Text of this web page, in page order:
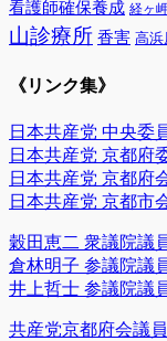
看護師確保養成 経ヶ
山診療所 香害 高浜
《リンク集》
日本共産党 中央委
日本共産党 京都府
日本共産党 京都府
日本共産党 京都市
穀田恵二 衆議院議
倉林明子 参議院議
井上哲士 参議院議
共産党京都府会議